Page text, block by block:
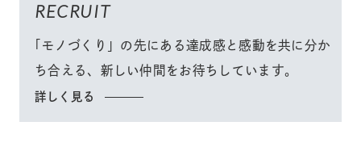
RECRUIT
「モノづくり」 の先にある達成感と感動を共に分か
ち合える、 新しい仲間をお待ちしています。
詳しく見る